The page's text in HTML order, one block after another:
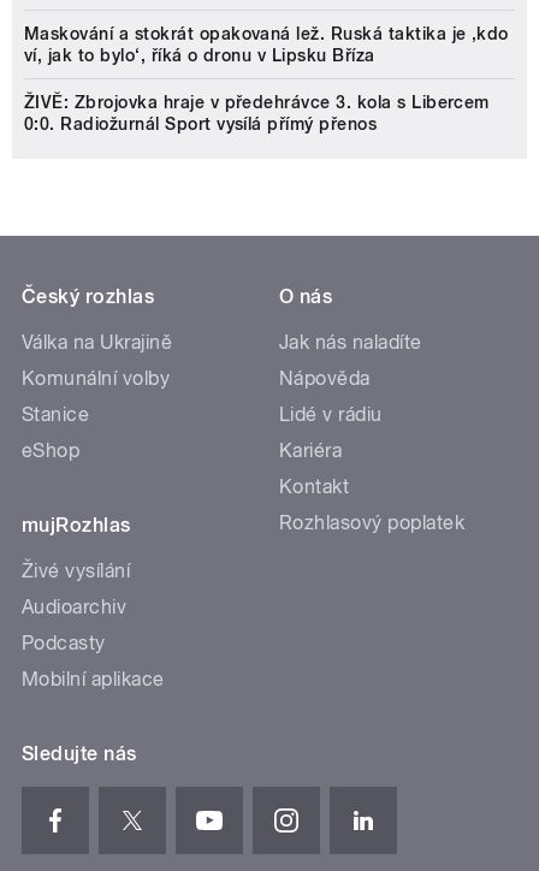
Maskování a stokrát opakovaná lež. Ruská taktika je ‚kdo
ví, jak to bylo‘, říká o dronu v Lipsku Bříza
ŽIVĚ: Zbrojovka hraje v předehrávce 3. kola s Libercem
0:0. Radiožurnál Sport vysílá přímý přenos
Český rozhlas
Válka na Ukrajině
Komunální volby
Stanice
eShop
mujRozhlas
Živé vysílání
Audioarchiv
Podcasty
Mobilní aplikace
O nás
Jak nás naladíte
Nápověda
Lidé v rádiu
Kariéra
Kontakt
Rozhlasový poplatek
Sledujte nás